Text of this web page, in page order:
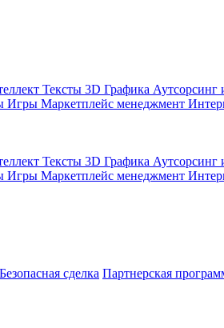
Тексты 3D Графика Аутсорсинг
Игры Маркетплейс менеджмент
Тексты 3D Графика Аутсорсинг
Игры Маркетплейс менеджмент
Безопасная сделка Партнерская